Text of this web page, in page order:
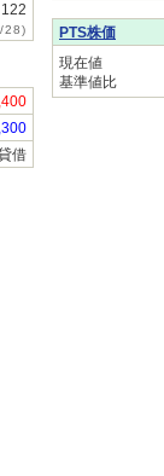
122
28)
借
PTS株価
現在値
基準値比